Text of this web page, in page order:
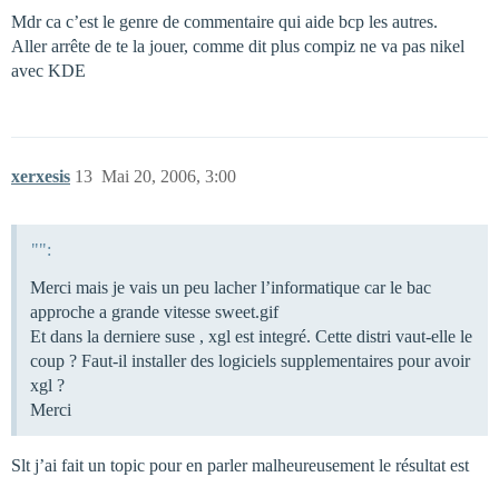
Mdr ca c’est le genre de commentaire qui aide bcp les autres.
Aller arrête de te la jouer, comme dit plus compiz ne va pas nikel
avec KDE
xerxesis Mai 20, 2006, 3:00
13
"":
Merci mais je vais un peu lacher l’informatique car le bac
approche a grande vitesse sweet.gif
Et dans la derniere suse , xgl est integré. Cette distri vaut-elle le
coup ? Faut-il installer des logiciels supplementaires pour avoir
xgl ?
Merci
Slt j’ai fait un topic pour en parler malheureusement le résultat est